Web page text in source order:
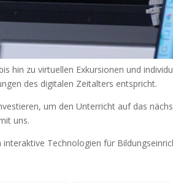
hin zu virtuellen Exkursionen und
des digitalen Zeitalters entspricht.
um den Unterricht auf das
uns.
Technologien für